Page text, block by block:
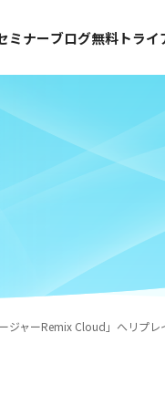
ミナーブログ無料トライ
ジャーRemix Cloud」へリプ